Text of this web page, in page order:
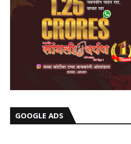
GOOGLE ADS